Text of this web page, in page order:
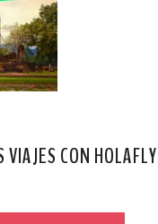
CON HOLAFLY